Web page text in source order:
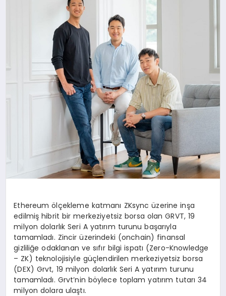
Ethereum ölçekleme katmanı ZKsync üzerine inşa
edilmiş hibrit bir merkeziyetsiz borsa olan GRVT, 19
milyon dolarlık Seri A yatırım turunu başarıyla
tamamladı. Zincir üzerindeki (onchain) finansal
gizliliğe odaklanan ve sıfır bilgi ispatı (Zero-Knowledge
– ZK) teknolojisiyle güçlendirilen merkeziyetsiz borsa
(DEX) Grvt, 19 milyon dolarlık Seri A yatırım turunu
tamamladı. Grvt’nin böylece toplam yatırım tutarı 34
milyon dolara ulaştı.